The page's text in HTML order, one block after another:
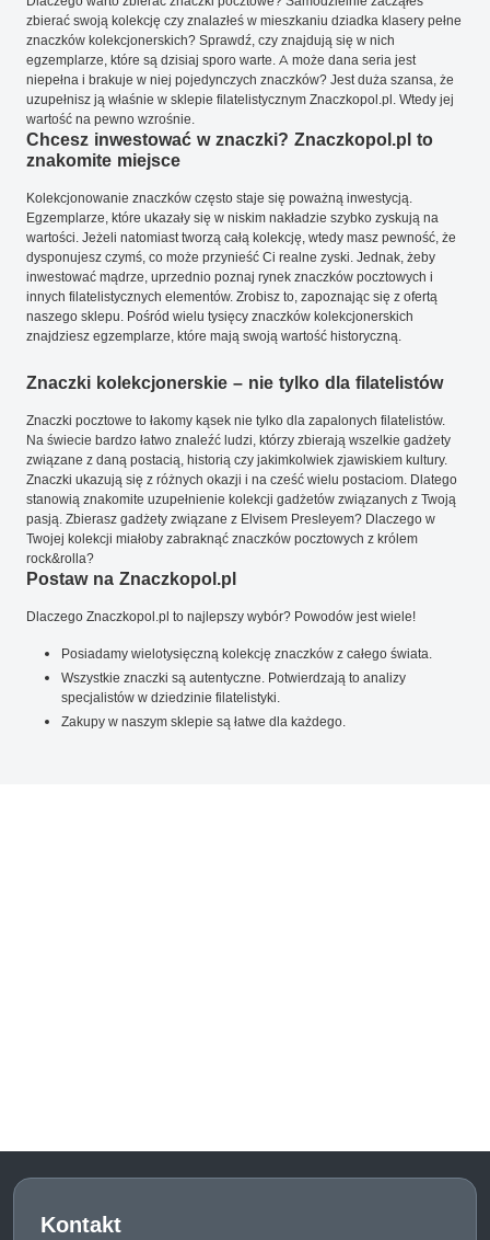
zbierać swoją kolekcję czy znalazłeś w mieszkaniu dziadka klasery pełne
znaczków kolekcjonerskich? Sprawdź, czy znajdują się w nich
egzemplarze, które są dzisiaj sporo warte. A może dana seria jest
niepełna i brakuje w niej pojedynczych znaczków? Jest duża szansa, że
uzupełnisz ją właśnie w sklepie filatelistycznym Znaczkopol.pl. Wtedy jej
wartość na pewno wzrośnie.
Chcesz inwestować w znaczki? Znaczkopol.pl to
znakomite miejsce
Kolekcjonowanie znaczków często staje się poważną inwestycją.
Egzemplarze, które ukazały się w niskim nakładzie szybko zyskują na
wartości. Jeżeli natomiast tworzą całą kolekcję, wtedy masz pewność, że
dysponujesz czymś, co może przynieść Ci realne zyski. Jednak, żeby
inwestować mądrze, uprzednio poznaj rynek znaczków pocztowych i
innych filatelistycznych elementów. Zrobisz to, zapoznając się z ofertą
naszego sklepu. Pośród wielu tysięcy znaczków kolekcjonerskich
znajdziesz egzemplarze, które mają swoją wartość historyczną.
Znaczki kolekcjonerskie – nie tylko dla filatelistów
Znaczki pocztowe to łakomy kąsek nie tylko dla zapalonych filatelistów.
Na świecie bardzo łatwo znaleźć ludzi, którzy zbierają wszelkie gadżety
związane z daną postacią, historią czy jakimkolwiek zjawiskiem kultury.
Znaczki ukazują się z różnych okazji i na cześć wielu postaciom. Dlatego
stanowią znakomite uzupełnienie kolekcji gadżetów związanych z Twoją
pasją. Zbierasz gadżety związane z Elvisem Presleyem? Dlaczego w
Twojej kolekcji miałoby zabraknąć znaczków pocztowych z królem
rock&rolla?
Postaw na Znaczkopol.pl
Dlaczego Znaczkopol.pl to najlepszy wybór? Powodów jest wiele!
Posiadamy wielotysięczną kolekcję znaczków z całego świata.
Wszystkie znaczki są autentyczne. Potwierdzają to analizy
specjalistów w dziedzinie filatelistyki.
Zakupy w naszym sklepie są łatwe dla każdego.
Kontakt